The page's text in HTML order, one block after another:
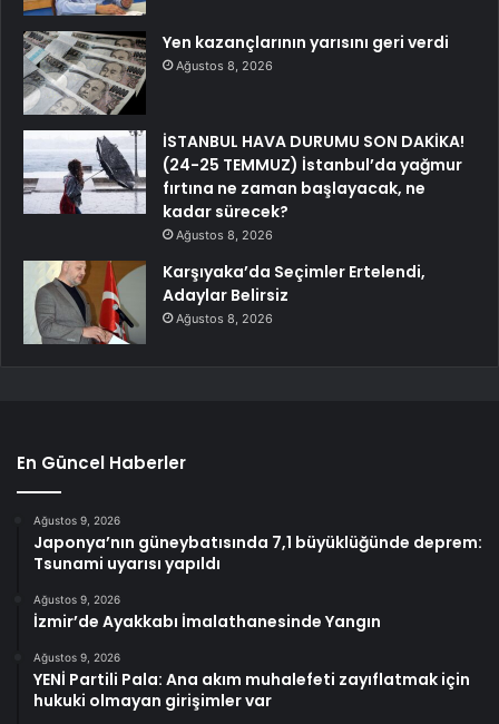
Yen kazançlarının yarısını geri verdi
Ağustos 8, 2026
İSTANBUL HAVA DURUMU SON DAKİKA!
(24-25 TEMMUZ) İstanbul’da yağmur
fırtına ne zaman başlayacak, ne
kadar sürecek?
Ağustos 8, 2026
Karşıyaka’da Seçimler Ertelendi,
Adaylar Belirsiz
Ağustos 8, 2026
En Güncel Haberler
Ağustos 9, 2026
Japonya’nın güneybatısında 7,1 büyüklüğünde deprem:
Tsunami uyarısı yapıldı
Ağustos 9, 2026
İzmir’de Ayakkabı İmalathanesinde Yangın
Ağustos 9, 2026
YENİ Partili Pala: Ana akım muhalefeti zayıflatmak için
hukuki olmayan girişimler var